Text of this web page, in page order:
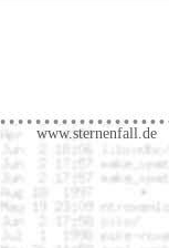
www.sternenfall.de